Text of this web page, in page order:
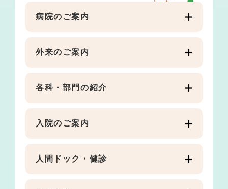
病院のご案内
外来のご案内
各科・部門の紹介
入院のご案内
人間ドック・健診